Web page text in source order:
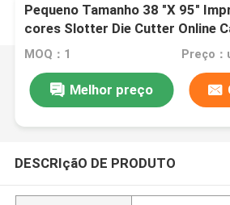
Pequeno Tamanho 38 "X 95"
cores Slotter Die Cutter Online
MOQ：1 Preço
Melhor preço
DESCRIçãO DE PRODUTO